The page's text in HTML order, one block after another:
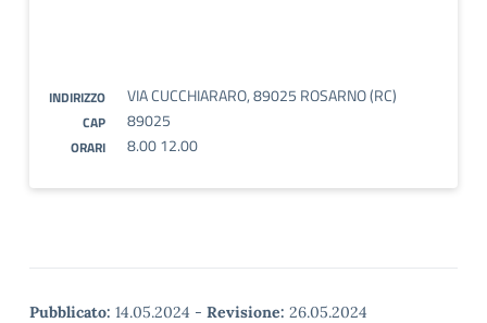
INDIRIZZO VIA CUCCHIARARO, 89025 ROSARNO (RC)
CAP 89025
ORARI 8.00 12.00
Pubblicato: 14.05.2024 - Revisione: 26.05.2024